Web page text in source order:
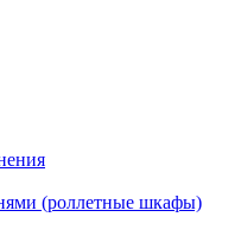
(роллетные шкафы)